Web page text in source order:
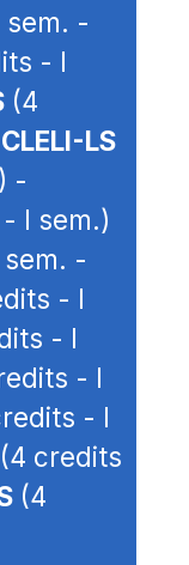
-
- I
(4
CLELI-LS
-
I sem.)
-
- I
- I
- I
- I
(4 credits
(4